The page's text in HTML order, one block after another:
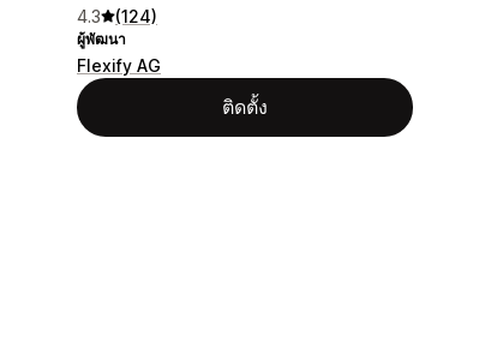
4.3 (124)
ผู้พัฒนา
Flexify AG
ติดตั้ง